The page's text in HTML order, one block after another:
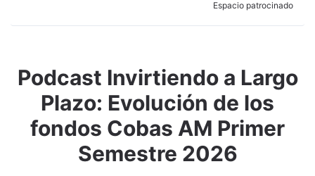
Espacio patrocinado
Podcast Invirtiendo a Largo
Plazo: Evolución de los
fondos Cobas AM Primer
Semestre 2026